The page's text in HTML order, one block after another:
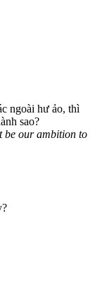
ngoài hư ảo, thì
sao?
be our ambition to